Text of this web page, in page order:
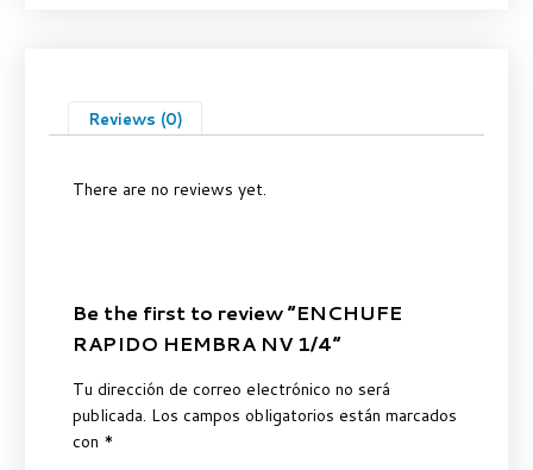
Reviews (0)
There are no reviews yet.
Be the first to review “ENCHUFE
RAPIDO HEMBRA NV 1/4”
Tu dirección de correo electrónico no será
publicada. Los campos obligatorios están marcados
con *